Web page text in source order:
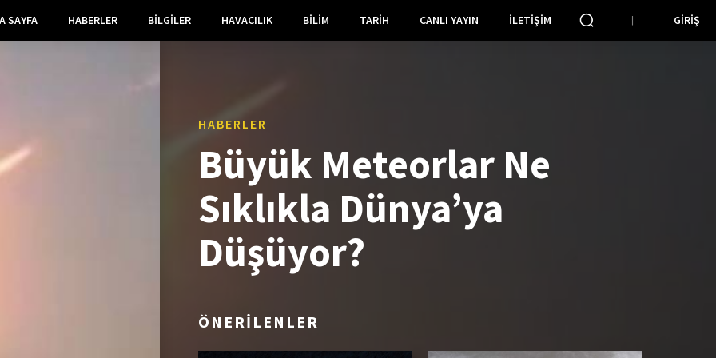
SAYFA HABERLER BILGILER HAVACILIK BILIM TARIH CANLI YAYIN İLETIŞIM GIRIŞ
HABERLER
Büyük Meteorlar Ne
Sıklıkla Dünya’ya
Düşüyor?
ÖNERİLENLER